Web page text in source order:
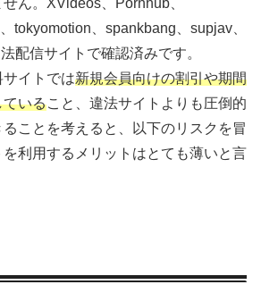
ん。XVideos、Pornhub、
tokyomotion、spankbang、supjav、
配信サイトで確認済みです。
サイトでは新規会員向けの割引や期間
ていること、違法サイトよりも圧倒的
ことを考えると、以下のリスクを冒
利用するメリットはとても薄いと言